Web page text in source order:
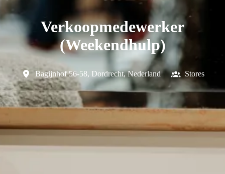
Verkoopmedewerker
(Weekendhulp)
Bagijnhof 56-58, Dordrecht, Nederland Stores